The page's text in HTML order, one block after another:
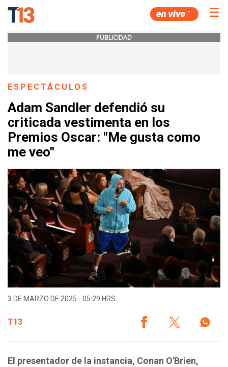
☰
PUBLICIDAD
ESPECTÁCULOS
Adam Sandler defendió su
criticada vestimenta en los
Premios Oscar: "Me gusta como
me veo"
3 DE MARZO DE 2025 - 05:29 HRS.
T13
El presentador de la instancia, Conan O'Brien,